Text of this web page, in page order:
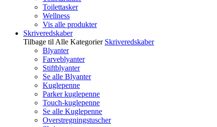
Toilettasker
Wellness
Vis alle produkter
Skriveredskaber
Tilbage til Alle Kategorier Skriveredskaber
Blyanter
Farveblyanter
Stiftblyanter
Se alle Blyanter
Kuglepenne
Parker kuglepenne
Touch-kuglepenne
Se alle Kuglepenne
Overstregningstuscher